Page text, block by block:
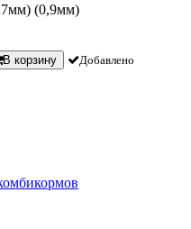
(0,9мм)
В корзину Добавлено